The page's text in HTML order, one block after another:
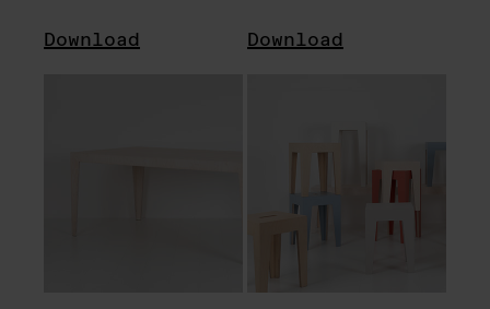
Download Download